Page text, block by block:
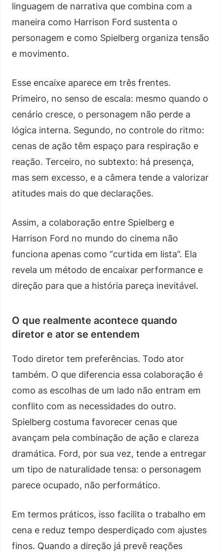
linguagem de narrativa que combina com a
maneira como Harrison Ford sustenta o
personagem e como Spielberg organiza tensão
e movimento.
Esse encaixe aparece em três frentes.
Primeiro, no senso de escala: mesmo quando o
cenário cresce, o personagem não perde a
lógica interna. Segundo, no controle do ritmo:
cenas de ação têm espaço para respiração e
reação. Terceiro, no subtexto: há presença,
mas sem excesso, e a câmera tende a valorizar
atitudes mais do que declarações.
Assim, a colaboração entre Spielberg e
Harrison Ford no mundo do cinema não
funciona apenas como “curtida em lista”. Ela
revela um método de encaixar performance e
direção para que a história pareça inevitável.
O que realmente acontece quando
diretor e ator se entendem
Todo diretor tem preferências. Todo ator
também. O que diferencia essa colaboração é
como as escolhas de um lado não entram em
conflito com as necessidades do outro.
Spielberg costuma favorecer cenas que
avançam pela combinação de ação e clareza
dramática. Ford, por sua vez, tende a entregar
um tipo de naturalidade tensa: o personagem
parece ocupado, não performático.
Em termos práticos, isso facilita o trabalho em
cena e reduz tempo desperdiçado com ajustes
finos. Quando a direção já prevê reações